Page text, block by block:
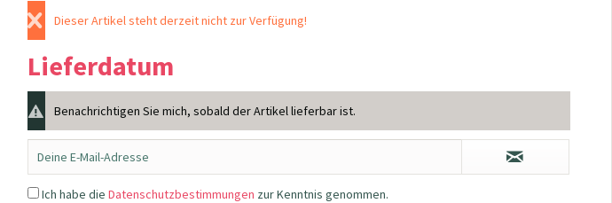
Dieser Artikel steht derzeit nicht zur Verfügung!
Lieferdatum
Benachrichtigen Sie mich, sobald der Artikel lieferbar ist.
Ich habe dieDatenschutzbestimmungen zur Kenntnis genommen.